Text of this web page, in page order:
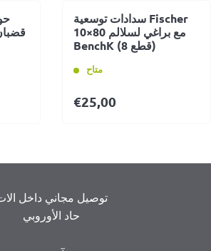
سدادات توسعية Fischer
10×80 مع براغي لسلالم
BenchK (8 قطع)
متاح
€25,00
توصيل مجاني داخل
حاد الأوروبي